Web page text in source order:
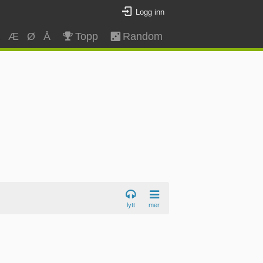
Logg inn
Æ Ø Å Topp Random
lytt mer